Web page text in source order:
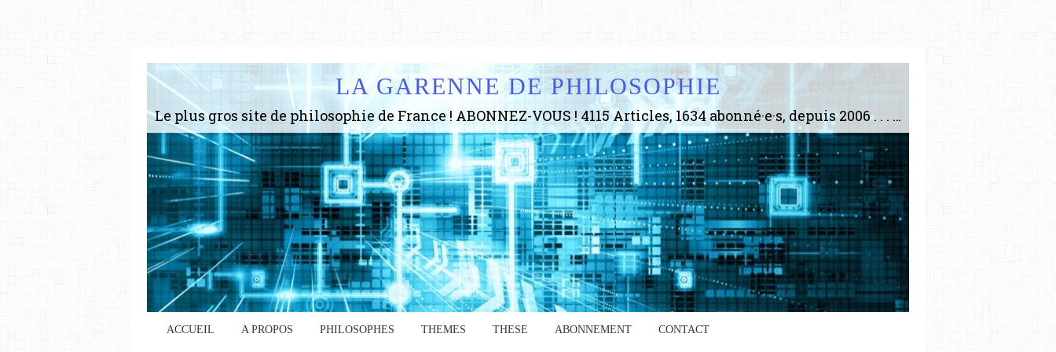
LA GARENNE DE PHILOSOPHIE
Le plus gros site de philosophie de France ! ABONNEZ-VOUS ! 4115 Articles, 1634 abonné·e·s, depuis 2006 . . . . . . . . 2 852 214 pages vues jusqu'à présent. Prestance et être apte à un plus grand nombre de choses.
ACCUEIL A PROPOS PHILOSOPHES THEMES THESE ABONNEMENT CONTACT